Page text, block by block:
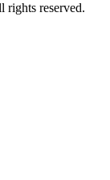
reserved.